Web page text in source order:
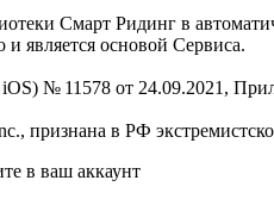
Смарт Ридинг в
является основой Сервиса.
№ 11578 от 24.09.2021,
признана в РФ
в ваш аккаунт